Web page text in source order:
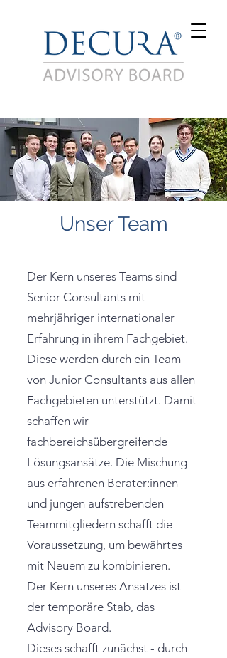
Unser Team
Der Kern unseres Teams sind
Senior Consultants mit
mehrjähriger internationaler
Erfahrung in ihrem Fachgebiet.
Diese werden durch ein Team
von Junior Consultants aus allen
Fachgebieten unterstützt. Damit
schaffen wir
fachbereichsübergreifende
Lösungsansätze. Die Mischung
aus erfahrenen Berater:innen
und jungen aufstrebenden
Teammitgliedern schafft die
Voraussetzung, um bewährtes
mit Neuem zu kombinieren.
Der Kern unseres Ansatzes ist
der temporäre Stab, das
Advisory Board.
Dieses schafft zunächst - durch